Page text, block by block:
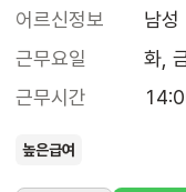
어르신정보
남성
근무요일
화,
근무시간
높은급여